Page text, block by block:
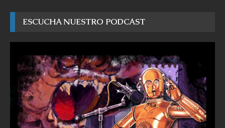
ESCUCHA NUESTRO PODCAST